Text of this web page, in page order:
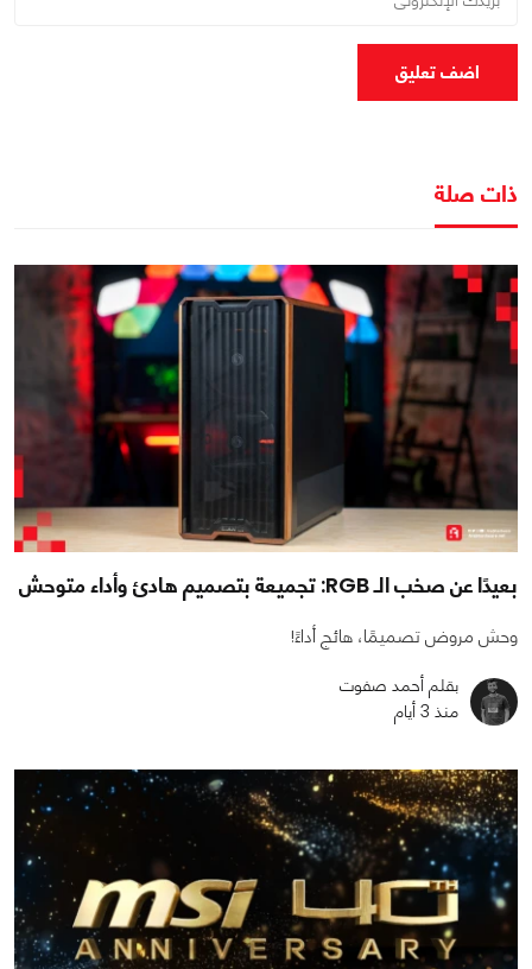
اضف تعليق
ذات صلة
بعيدًا عن صخب الـ RGB: تجميعة بتصميم هادئ وأداء متوحش
وحش مروض تصميمًا، هائج أداءً!
بقلم أحمد صفوت
منذ 3 أيام